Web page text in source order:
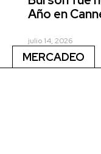
Año en
julio 14, 2026
MERCADEO